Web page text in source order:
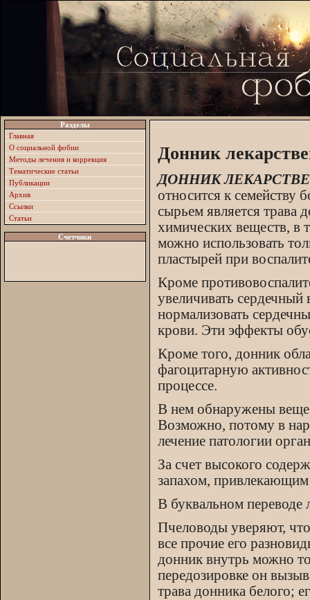
Разделы
Главная
О социальной фобии
Методы лечения и коррекция
Тематические статьи
Публикации
Архив
Ссылки
Статьи
Счетчики
Донник
ДОННИК
относится к семейству
сырьем является трава
химических веществ, в
можно использовать
пластырей при
Кроме
увеличивать
нормализовать
крови. Эти эффекты
Кроме того, донник
фагоцитарную
процессе.
В нем обнаружены
Возможно, потому в
лечение патологии
За счет высокого
запахом,
В буквальном переводе
Пчеловоды уверяют,
все прочие его
донник внутрь можно
передозировке он
трава донника белого;